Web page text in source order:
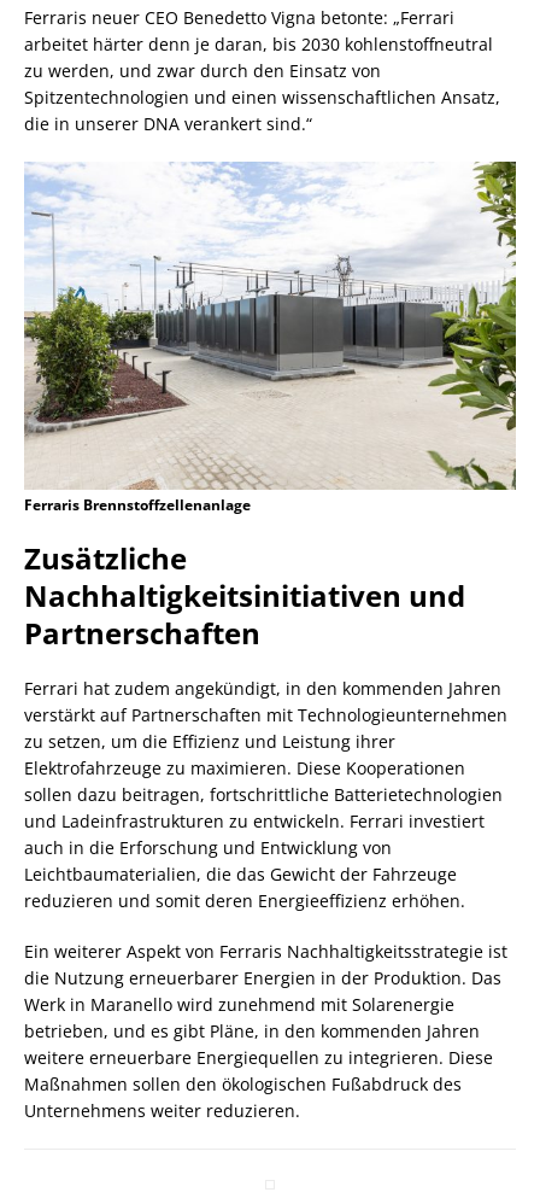
Ferraris neuer CEO Benedetto Vigna betonte: „Ferrari
arbeitet härter denn je daran, bis 2030 kohlenstoffneutral
zu werden, und zwar durch den Einsatz von
Spitzentechnologien und einen wissenschaftlichen Ansatz,
die in unserer DNA verankert sind.“
Ferraris Brennstoffzellenanlage
Zusätzliche
Nachhaltigkeitsinitiativen und
Partnerschaften
Ferrari hat zudem angekündigt, in den kommenden Jahren
verstärkt auf Partnerschaften mit Technologieunternehmen
zu setzen, um die Effizienz und Leistung ihrer
Elektrofahrzeuge zu maximieren. Diese Kooperationen
sollen dazu beitragen, fortschrittliche Batterietechnologien
und Ladeinfrastrukturen zu entwickeln. Ferrari investiert
auch in die Erforschung und Entwicklung von
Leichtbaumaterialien, die das Gewicht der Fahrzeuge
reduzieren und somit deren Energieeffizienz erhöhen.
Ein weiterer Aspekt von Ferraris Nachhaltigkeitsstrategie ist
die Nutzung erneuerbarer Energien in der Produktion. Das
Werk in Maranello wird zunehmend mit Solarenergie
betrieben, und es gibt Pläne, in den kommenden Jahren
weitere erneuerbare Energiequellen zu integrieren. Diese
Maßnahmen sollen den ökologischen Fußabdruck des
Unternehmens weiter reduzieren.